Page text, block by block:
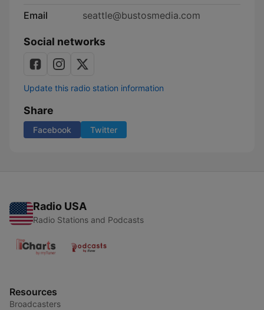
Email
seattle@bustosmedia.com
Social networks
Update this radio station information
Share
Facebook Twitter
Radio USA
Radio Stations and Podcasts
Resources
Broadcasters